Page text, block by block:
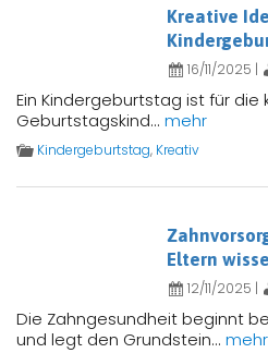
Kreative
16/11/2025 |
Ein Kindergeburtstag ist für
Geburtstagskind... mehr
Kindergeburtstag, Kreativ
Eltern
12/11/2025 |
Die Zahngesundheit beginnt
und legt den Grundstein... mehr